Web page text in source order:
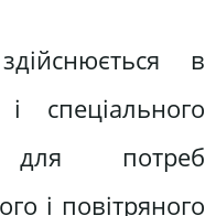
в
спеціального
для потреб
і повітряного